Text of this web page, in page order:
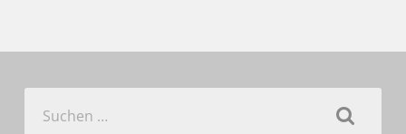
nach: